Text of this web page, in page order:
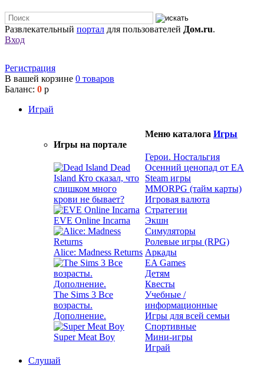
Развлекательный портал для пользователей Дом.ru.
Вход
Регистрация
В вашей корзине 0 товаров
Баланс: 0 р
Играй
Игры на портале
Dead
Island Кто сказал, что
слишком много
крови не бывает?
EVE Online Incarna
Alice: Madness Returns
The Sims 3 Все
возрасты.
Дополнение.
Super Meat Boy
Меню каталога Игры
Герои. Ностальгия
Осенний ценопад от EA
Steam игры
MMORPG (тайм карты)
Игровая валюта
Стратегии
Экшн
Симуляторы
Ролевые игры (RPG)
Аркады
EA Games
Детям
Квесты
Учебные /
информационные
Игры для всей семьи
Спортивные
Мини-игры
Играй
Слушай